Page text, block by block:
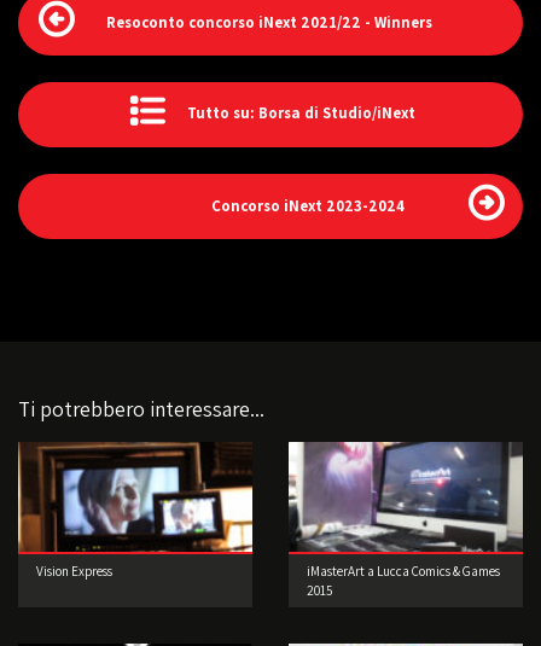
Resoconto concorso iNext 2021/22 - Winners
Tutto su: Borsa di Studio/iNext
Concorso iNext 2023-2024
Ti potrebbero interessare...
Vision Express
iMasterArt a Lucca Comics & Games
2015